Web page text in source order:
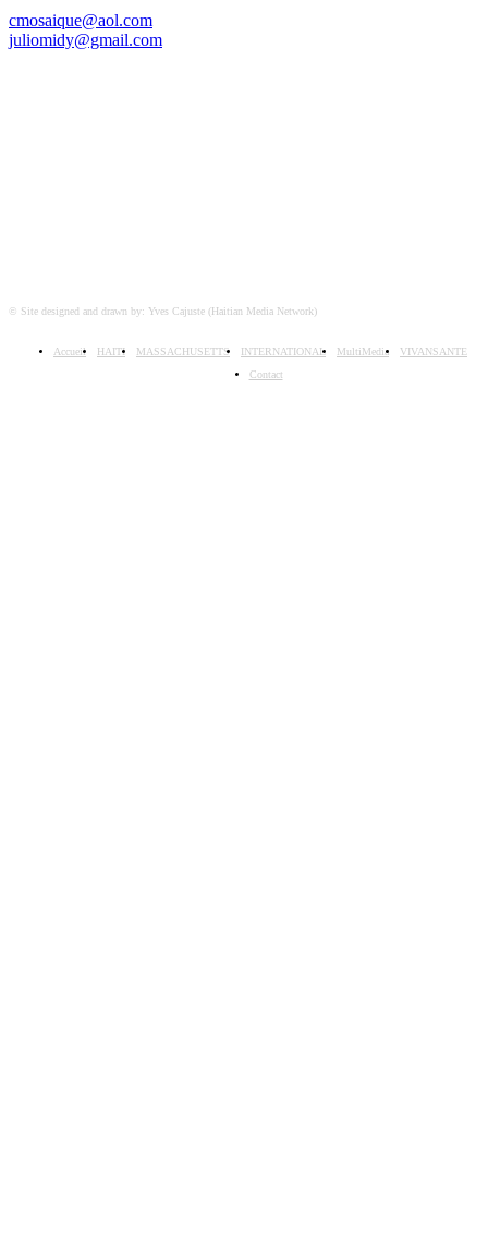
cmosaique@aol.com
juliomidy@gmail.com
© Site designed and drawn by: Yves Cajuste (Haitian Media Network)
Accueil HAITI MASSACHUSETTS INTERNATIONAL MultiMedia
VIVANSANTE
Contact